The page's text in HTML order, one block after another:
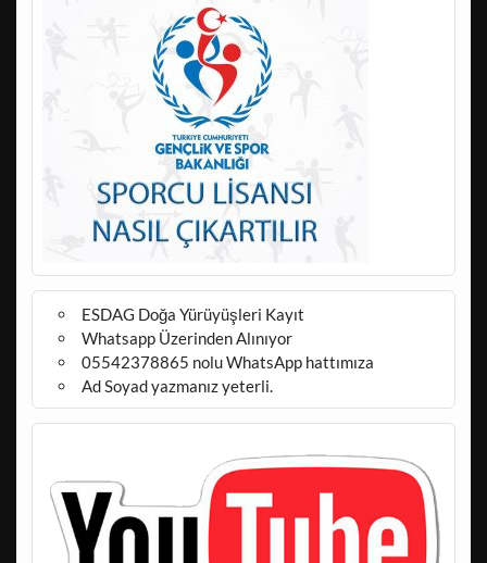
ESDAG Doğa Yürüyüşleri Kayıt
Whatsapp Üzerinden Alınıyor
05542378865 nolu WhatsApp hattımıza
Ad Soyad yazmanız yeterli.